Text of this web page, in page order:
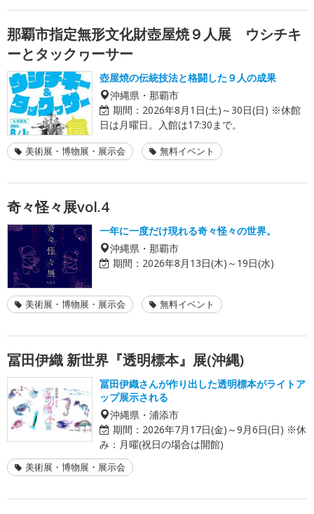
那覇市指定無形文化財壺屋焼９人展 ウシチキ
ーとタックヮーサー
壺屋焼の伝統技法と格闘した９人の成果
沖縄県・那覇市
期間： 2026年8月1日(土)～30日(日) ※休館
日は月曜日。入館は17:30まで。
美術展・博物展・展示会 無料イベント
奇々怪々展vol.4
一年に一度だけ現れる奇々怪々の世界。
沖縄県・那覇市
期間： 2026年8月13日(木)～19日(水)
美術展・博物展・展示会 無料イベント
冨田伊織 新世界『透明標本』展(沖縄)
冨田伊織さんが作り出した透明標本がライトア
ップ展示される
沖縄県・浦添市
期間： 2026年7月17日(金)～9月6日(日) ※休
み：月曜(祝日の場合は開館)
美術展・博物展・展示会